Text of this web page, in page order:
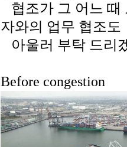
협조가 그 어느 때
자와의 업무 협조도
아울러 부탁 드리
Before congestion